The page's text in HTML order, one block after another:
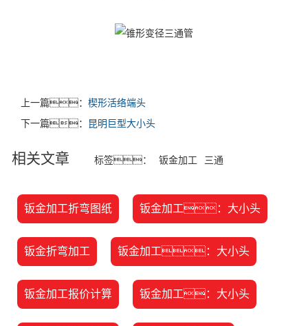
上一篇： 楔形活络端头
下一篇：
昆明巨型大小头
相关文章 标签： 钣金加工 三通
钣金加工折弯图纸 钣金加工：大小头
钣金折弯加工 钣金加工：大小头
钣金加工报价计算 钣金加工：大小头